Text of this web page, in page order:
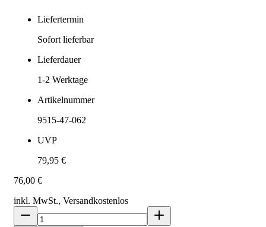
Liefertermin
Sofort lieferbar
Lieferdauer
1-2 Werktage
Artikelnummer
9515-47-062
UVP
79,95 €
76,00 €
inkl. MwSt., Versandkostenlos